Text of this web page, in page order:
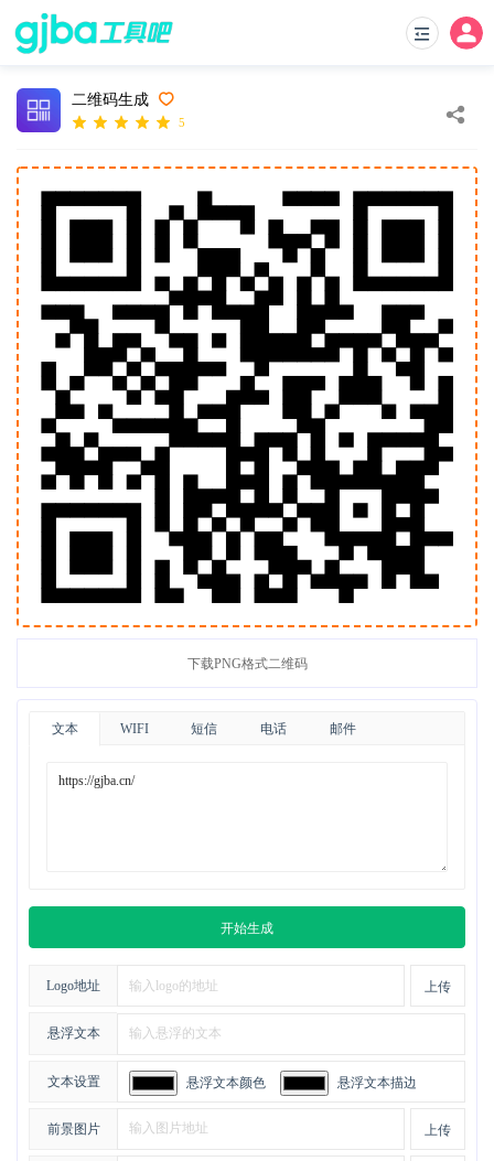
二维码生成
5
下载PNG格式二维码
文本 WIFI 短信 电话 邮件
开始生成
Logo地址 上传
悬浮文本
文本设置 悬浮文本颜色 悬浮文本描边
前景图片 上传